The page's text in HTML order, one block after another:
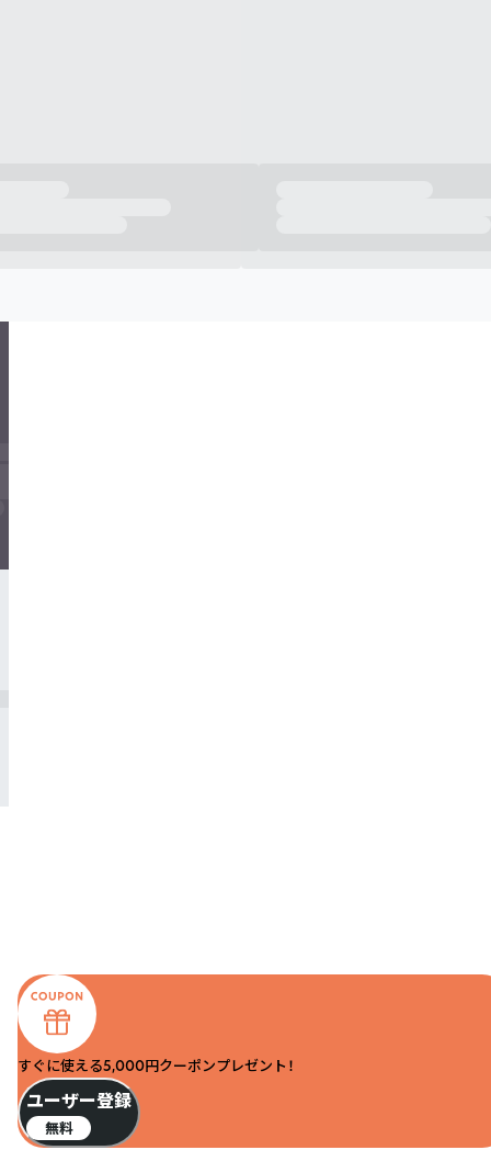
すぐに使える5,000円クーポンプレゼント！
ユーザー登録
無料